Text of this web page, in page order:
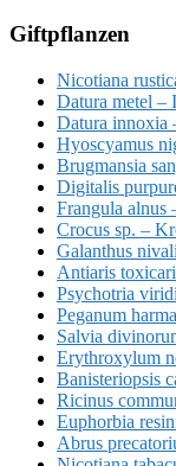
Giftpflanzen
Nicotiana
Datura metel –
Datura innoxia
Hyoscyamus
Brugmansia
Digitalis
Frangula alnus
Crocus sp. –
Galanthus
Antiaris
Psychotria
Peganum
Salvia
Erythroxylum
Banisteriopsis
Ricinus
Euphorbia
Abrus